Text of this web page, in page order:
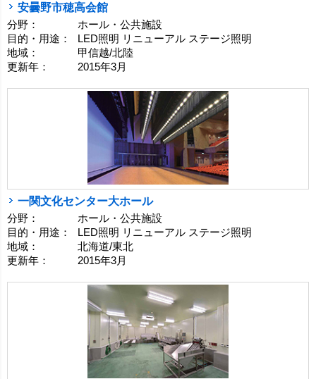
安曇野市穂高会館
分野：
ホール・公共施設
目的・用途：
LED照明 リニューアル ステージ照明
地域：
甲信越/北陸
更新年：
2015年3月
一関文化センター大ホール
分野：
ホール・公共施設
目的・用途：
LED照明 リニューアル ステージ照明
地域：
北海道/東北
更新年：
2015年3月